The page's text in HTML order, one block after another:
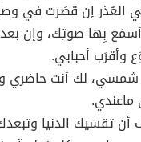
العُذر إن قصَرت في
بِها صوتِك، وإن
وأقرَب أحبابي.
لك أنت حاضري
تقسيك الدنيا